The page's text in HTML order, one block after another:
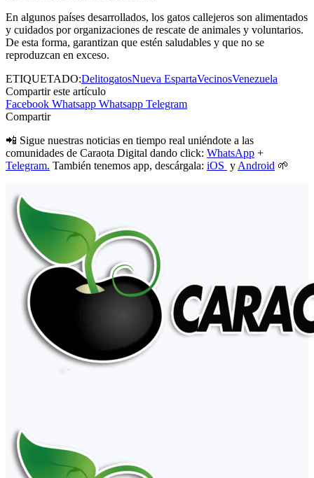
En algunos países desarrollados, los gatos callejeros son alimentados
y cuidados por organizaciones de rescate de animales y voluntarios.
De esta forma, garantizan que estén saludables y que no se
reproduzcan en exceso.
ETIQUETADO:DelitogatosNueva EspartaVecinosVenezuela
Compartir este artículo
Facebook Whatsapp Whatsapp Telegram
Compartir
📲 Sigue nuestras noticias en tiempo real uniéndote a las
comunidades de Caraota Digital dando click: WhatsApp +
Telegram. También tenemos app, descárgala: iOS y Android 🌱